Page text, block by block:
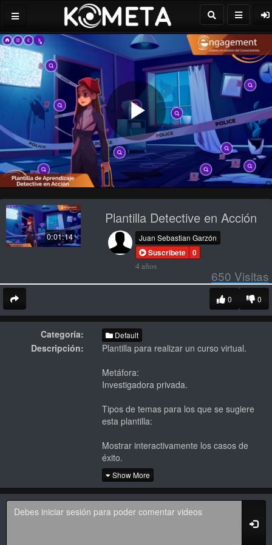
Play
Video
0:01:14
Plantilla Detective en Acción
Juan Sebastian Garzón
Suscribete 0
4 años
650 Visitas
0
0
Categoría: Default
Descripción:
Plantilla para realizar un curso virtual.
Metáfora:
Investigadora privada.
Tipos de temas para los que se sugiere
esta plantilla:
Mostrar interactivamente los casos de
éxito.
Desarrollo de habilidades por cargo.
Exponer el desarrollo de proyectos a
través de tips.
Show More